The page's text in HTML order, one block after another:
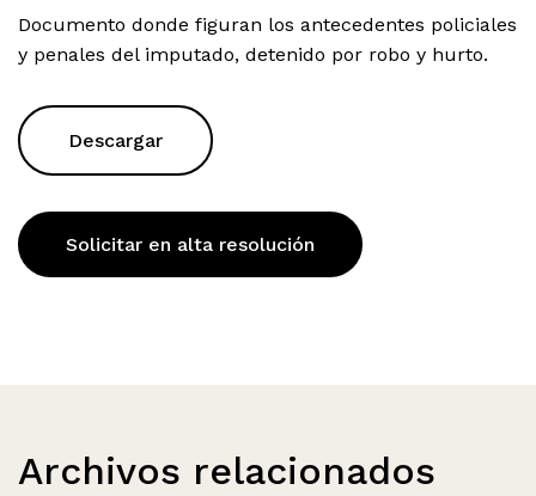
Documento donde figuran los antecedentes policiales
y penales del imputado, detenido por robo y hurto.
Descargar
Solicitar en alta resolución
Archivos relacionados